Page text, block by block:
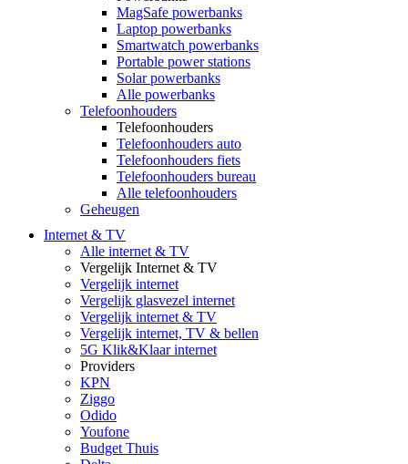
MagSafe powerbanks
Laptop powerbanks
Smartwatch powerbanks
Portable power stations
Solar powerbanks
Alle powerbanks
Telefoonhouders
Telefoonhouders
Telefoonhouders auto
Telefoonhouders fiets
Telefoonhouders bureau
Alle telefoonhouders
Geheugen
Internet & TV
Alle internet & TV
Vergelijk Internet & TV
Vergelijk internet
Vergelijk glasvezel internet
Vergelijk internet & TV
Vergelijk internet, TV & bellen
5G Klik&Klaar internet
Providers
KPN
Ziggo
Odido
Youfone
Budget Thuis